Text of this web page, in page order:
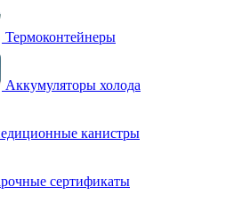
Термоконтейнеры
Аккумуляторы холода
канистры
сертификаты